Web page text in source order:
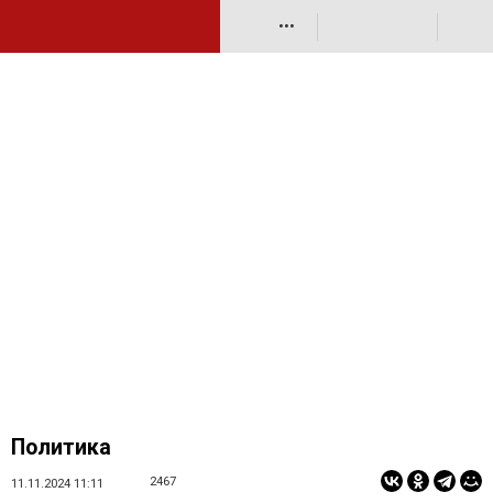
•••
Политика
11.11.2024 11:11 2467